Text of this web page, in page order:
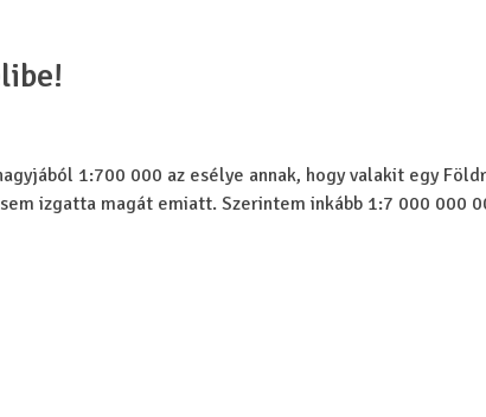
1:700 000 az esélye annak, hogy valakit egy
izgatta magát emiatt. Szerintem inkább 1:7 000 000